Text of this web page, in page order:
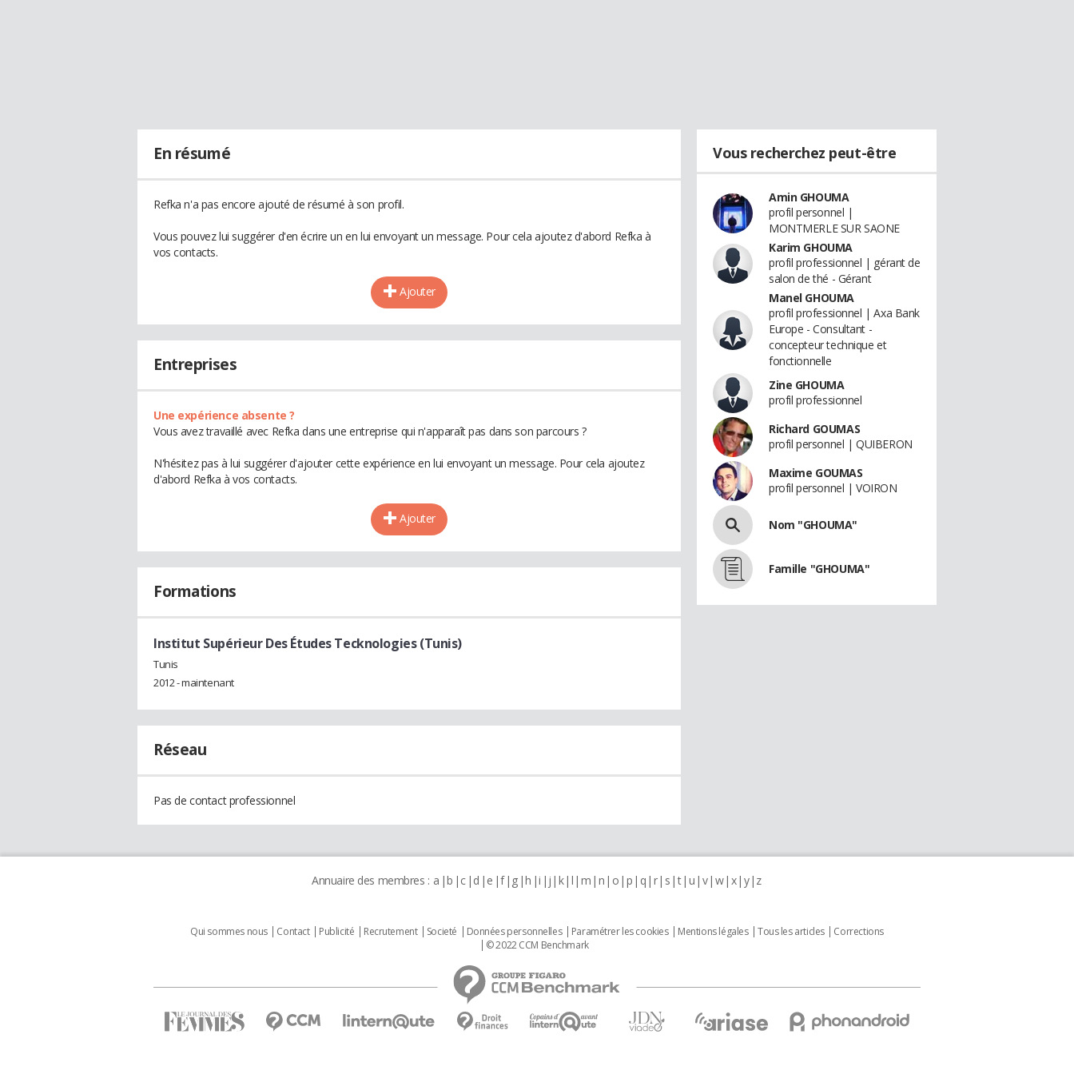
En résumé
Refka n'a pas encore ajouté de résumé à son profil.
Vous pouvez lui suggérer d'en écrire un en lui envoyant un message. Pour cela ajoutez d'abord Refka à
vos contacts.
Ajouter
Entreprises
Une expérience absente ?
Vous avez travaillé avec Refka dans une entreprise qui n'apparaît pas dans son parcours ?
N'hésitez pas à lui suggérer d'ajouter cette expérience en lui envoyant un message. Pour cela ajoutez
d'abord Refka à vos contacts.
Ajouter
Formations
Institut Supérieur Des Études Tecknologies (Tunis)
Tunis
2012 - maintenant
Réseau
Pas de contact professionnel
Vous recherchez peut-être
Amin GHOUMA
profil personnel |
MONTMERLE SUR SAONE
Karim GHOUMA
profil professionnel | gérant de
salon de thé - Gérant
Manel GHOUMA
profil professionnel | Axa Bank
Europe - Consultant -
concepteur technique et
fonctionnelle
Zine GHOUMA
profil professionnel
Richard GOUMAS
profil personnel | QUIBERON
Maxime GOUMAS
profil personnel | VOIRON
Nom "GHOUMA"
Famille "GHOUMA"
Annuaire des membres : a b c d e f g h i j k l m n o p q r s t u v w x y z
Qui sommes nous Contact Publicité Recrutement Societé Données personnelles Paramétrer les cookies Mentions légales Tous les articles
Corrections
© 2022 CCM Benchmark